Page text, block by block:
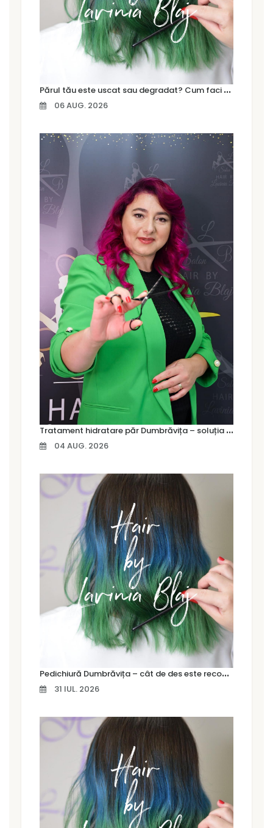
P
ărul tău este uscat sau degradat? Cum faci diferența și ce tratament are nevoie
06 AUG. 2026
T
ratament hidratare păr Dumbrăvița – soluția pentru un păr moale, strălucitor și sănătos
04 AUG. 2026
P
edichiură Dumbrăvița – cât de des este recomandat să îți faci o pedichiură profesională
31 IUL. 2026